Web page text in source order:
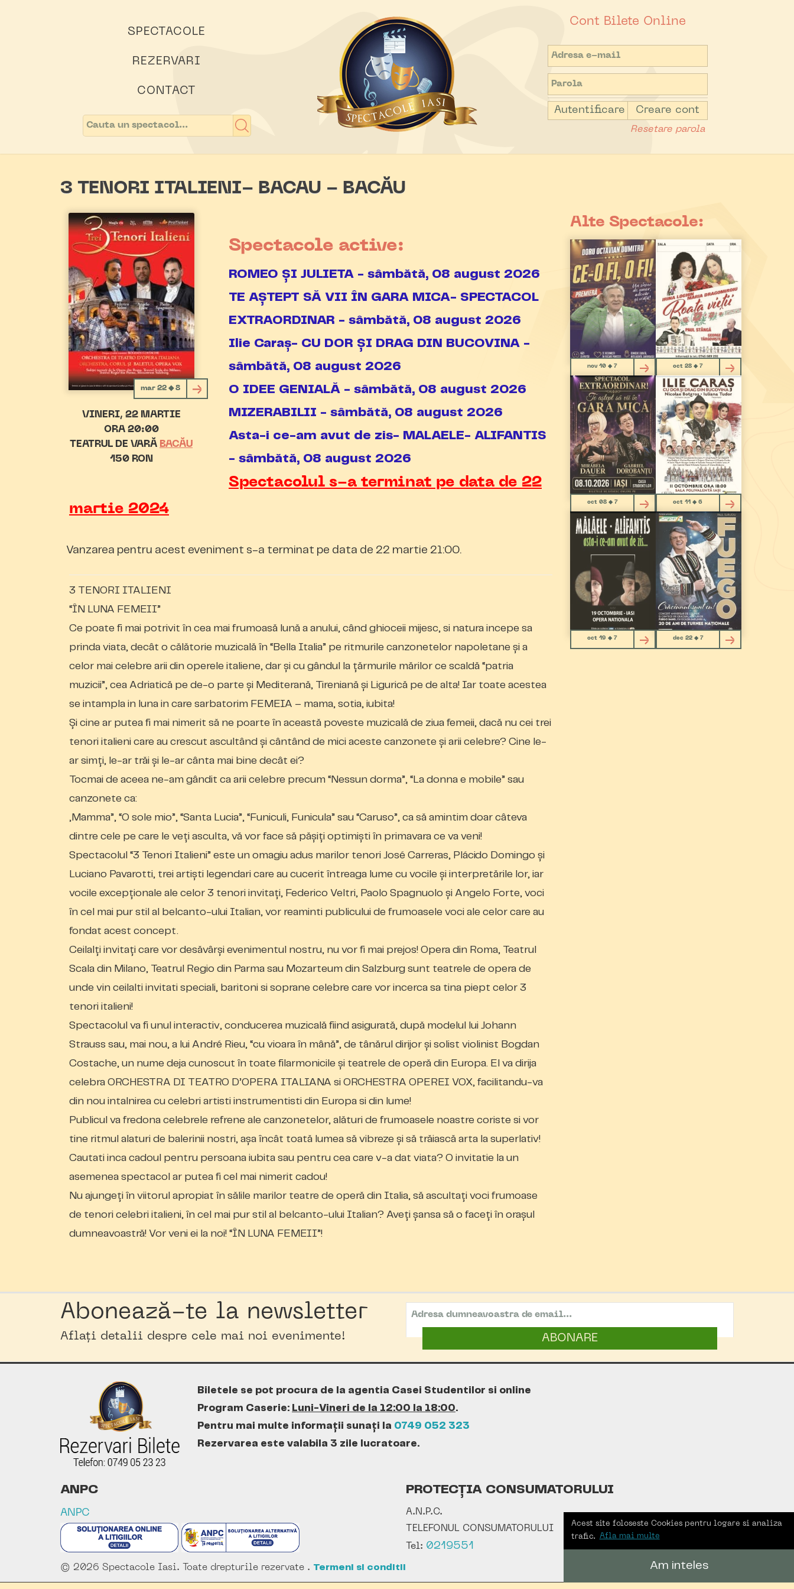
Acest site foloseste Cookies pentru logare si analiza
trafic.
Afla mai multe
Am inteles
SPECTACOLE
REZERVARI
CONTACT
Cont Bilete Online
Autentificare Creare cont
Resetare parola
3 TENORI ITALIENI- BACAU - BACĂU
mar 22 ◆ 8
VINERI 22 MARTIE
ORA 20:00
TEATRUL DE VARĂ BACĂU
150 RON
Spectacole active:
ROMEO ȘI JULIETA - sâmbătă, 08 august 2026
TE AȘTEPT SĂ VII ÎN GARA MICA- SPECTACOL
EXTRAORDINAR - sâmbătă, 08 august 2026
Ilie Caraș- CU DOR ȘI DRAG DIN BUCOVINA -
sâmbătă, 08 august 2026
O IDEE GENIALĂ - sâmbătă, 08 august 2026
MIZERABILII - sâmbătă, 08 august 2026
Asta-i ce-am avut de zis- MALAELE- ALIFANTIS
- sâmbătă, 08 august 2026
Spectacolul s-a terminat pe data de 22
martie 2024
Vanzarea pentru acest eveniment s-a terminat pe data de 22 martie 21:00.
3 TENORI ITALIENI
“ÎN LUNA FEMEII”
Ce poate fi mai potrivit în cea mai frumoasă lună a anului, când ghioceii mijesc, si natura incepe sa
prinda viata, decât o călătorie muzicală în “Bella Italia” pe ritmurile canzonetelor napoletane și a
celor mai celebre arii din operele italiene, dar și cu gândul la țărmurile mărilor ce scaldă “patria
muzicii”, cea Adriatică pe de-o parte și Mediterană, Tireniană și Ligurică pe de alta! Iar toate acestea
se intampla in luna in care sarbatorim FEMEIA – mama, sotia, iubita!
Și cine ar putea fi mai nimerit să ne poarte în această poveste muzicală de ziua femeii, dacă nu cei trei
tenori italieni care au crescut ascultând și cântând de mici aceste canzonete și arii celebre? Cine le-
ar simți, le-ar trăi și le-ar cânta mai bine decât ei?
Tocmai de aceea ne-am gândit ca arii celebre precum “Nessun dorma”, “La donna e mobile” sau
canzonete ca:
„Mamma”, “O sole mio”, “Santa Lucia”, “Funiculi, Funicula” sau “Caruso”, ca să amintim doar câteva
dintre cele pe care le veți asculta, vă vor face să pășiți optimiști în primavara ce va veni!
Spectacolul “3 Tenori Italieni” este un omagiu adus marilor tenori José Carreras, Plácido Domingo și
Luciano Pavarotti, trei artiști legendari care au cucerit întreaga lume cu vocile și interpretările lor, iar
vocile excepționale ale celor 3 tenori invitați, Federico Veltri, Paolo Spagnuolo și Angelo Forte, voci
în cel mai pur stil al belcanto-ului Italian, vor reaminti publicului de frumoasele voci ale celor care au
fondat acest concept.
Ceilalți invitați care vor desăvârși evenimentul nostru, nu vor fi mai prejos! Opera din Roma, Teatrul
Scala din Milano, Teatrul Regio din Parma sau Mozarteum din Salzburg sunt teatrele de opera de
unde vin ceilalti invitati speciali, baritoni si soprane celebre care vor incerca sa tina piept celor 3
tenori italieni!
Spectacolul va fi unul interactiv, conducerea muzicală fiind asigurată, după modelul lui Johann
Strauss sau, mai nou, a lui André Rieu, “cu vioara în mână”, de tânărul dirijor și solist violinist Bogdan
Costache, un nume deja cunoscut în toate filarmonicile și teatrele de operă din Europa. El va dirija
celebra ORCHESTRA DI TEATRO D’OPERA ITALIANA si ORCHESTRA OPEREI VOX, facilitandu-va
din nou intalnirea cu celebri artisti instrumentisti din Europa si din lume!
Publicul va fredona celebrele refrene ale canzonetelor, alături de frumoasele noastre coriste si vor
tine ritmul alaturi de balerinii nostri, așa încât toată lumea să vibreze și să trăiască arta la superlativ!
Cautati inca cadoul pentru persoana iubita sau pentru cea care v-a dat viata? O invitatie la un
asemenea spectacol ar putea fi cel mai nimerit cadou!
Nu ajungeți în viitorul apropiat în sălile marilor teatre de operă din Italia, să ascultați voci frumoase
de tenori celebri italieni, în cel mai pur stil al belcanto-ului Italian? Aveți șansa să o faceți în orașul
dumneavoastră! Vor veni ei la noi! “ÎN LUNA FEMEII”!
Alte Spectacole:
nov 10 ◆ 7 oct 28 ◆ 7
oct 08 ◆ 7 oct 11 ◆ 6
oct 19 ◆ 7 dec 22 ◆ 7
Abonează-te la newsletter
Aflați detalii despre cele mai noi evenimente! ABONARE
Biletele se pot procura de la agentia Casei Studentilor si online
Program Caserie: Luni-Vineri de la 12:00 la 18:00.
Pentru mai multe informații sunați la 0749 052 323
Rezervarea este valabila 3 zile lucratoare.
ANPC
ANPC
PROTECȚIA CONSUMATORULUI
A.N.P.C.
TELEFONUL CONSUMATORULUI
Tel: 0219551
© 2026 Spectacole Iasi. Toate drepturile rezervate . Termeni si conditii